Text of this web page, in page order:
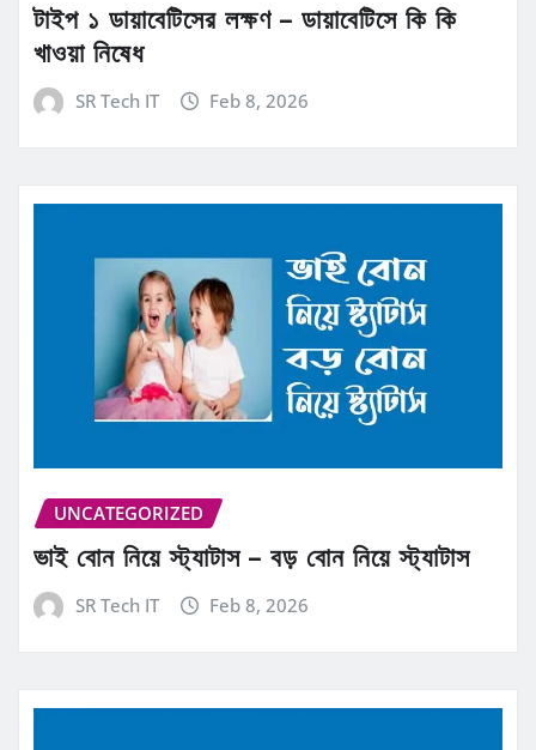
টাইপ ১ ডায়াবেটিসের লক্ষণ – ডায়াবেটিসে কি কি
খাওয়া নিষেধ
SR Tech IT Feb 8, 2026
UNCATEGORIZED
ভাই বোন নিয়ে স্ট্যাটাস – বড় বোন নিয়ে স্ট্যাটাস
SR Tech IT Feb 8, 2026